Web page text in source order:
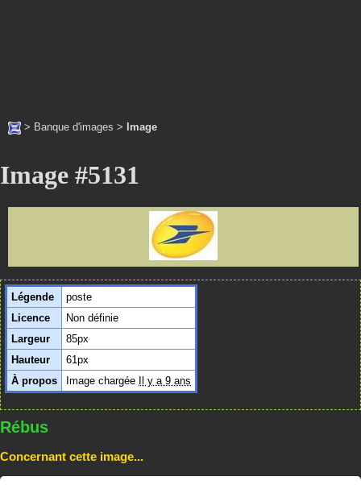
> Banque d'images > Image
Image #5131
Légende
poste
Licence
Non définie
Largeur
85px
Hauteur
61px
À propos
Image chargée Il y a 9 ans
Rébus
Concernant cette image...